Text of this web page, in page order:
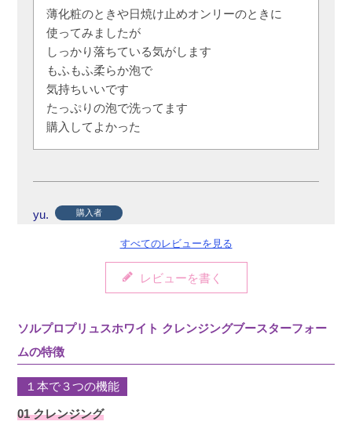
薄化粧のときや日焼け止めオンリーのときに
使ってみましたが
しっかり落ちている気がします
もふもふ柔らか泡で
気持ちいいです
たっぷりの泡で洗ってます
購入してよかった
yu. 購入者
2025/11/08
ミネラルメイクでしたら綺麗に落ちます。
すべてのレビューを見る
レビューを書く
ソルプロプリュスホワイト クレンジングブースターフォー
ムの特徴
１本で３つの機能
01 クレンジング